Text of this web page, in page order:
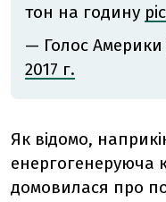
тон на годину
— Голоc
2017 г.
Як відомо,
енергогенеруюча
домовилася про